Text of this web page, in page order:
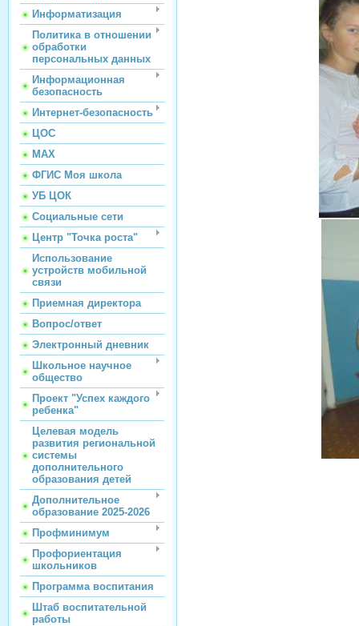
Информатизация
Политика в отношении
обработки
персональных данных
Информационная
безопасность
Интернет-безопасность
ЦОС
МАХ
ФГИС Моя школа
УБ ЦОК
Социальные сети
Центр "Точка роста"
Использование
устройств мобильной
связи
Приемная директора
Вопрос/ответ
Электронный дневник
Школьное научное
общество
Проект "Успех каждого
ребенка"
Целевая модель
развития региональной
системы
дополнительного
образования детей
Дополнительное
образование 2025-2026
Профминимум
Профориентация
школьников
Программа воспитания
Штаб воспитательной
работы